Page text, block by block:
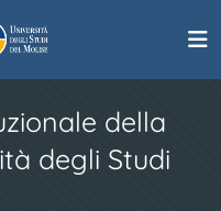
della
degli Studi